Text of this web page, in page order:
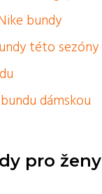
bundy
této sezóny
dámskou
pro ženy